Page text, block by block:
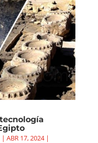
| ABR 17, 2024|